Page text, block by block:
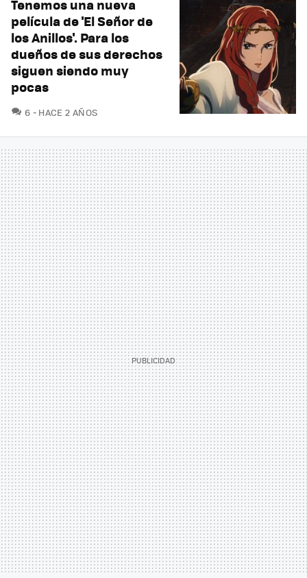
Tenemos una nueva
película de 'El Señor de
los Anillos'. Para los
dueños de sus derechos
siguen siendo muy
pocas
6 COMENTARIOS
HACE 2 AÑOS